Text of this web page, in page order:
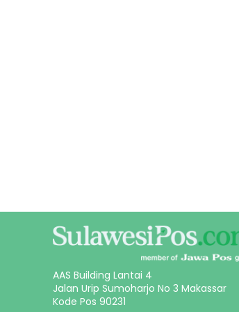
AAS Building Lantai 4
Jalan Urip Sumoharjo No 3 Makassar
Kode Pos 90231